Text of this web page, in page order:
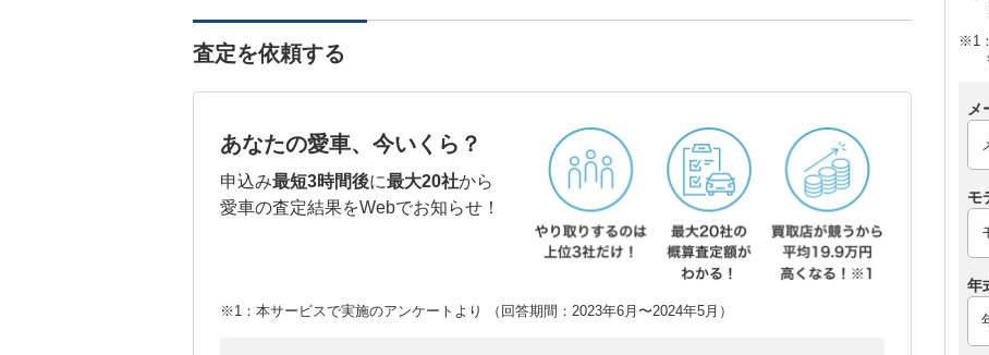
査定を依頼する
あなたの愛車、今いくら？
申込み最短3時間後に最大20社から
愛車の査定結果をWebでお知らせ！
※1：本サービスで実施のアンケートより （回答期間：2023年6月〜2024年5月）
※1
メ
モ
年